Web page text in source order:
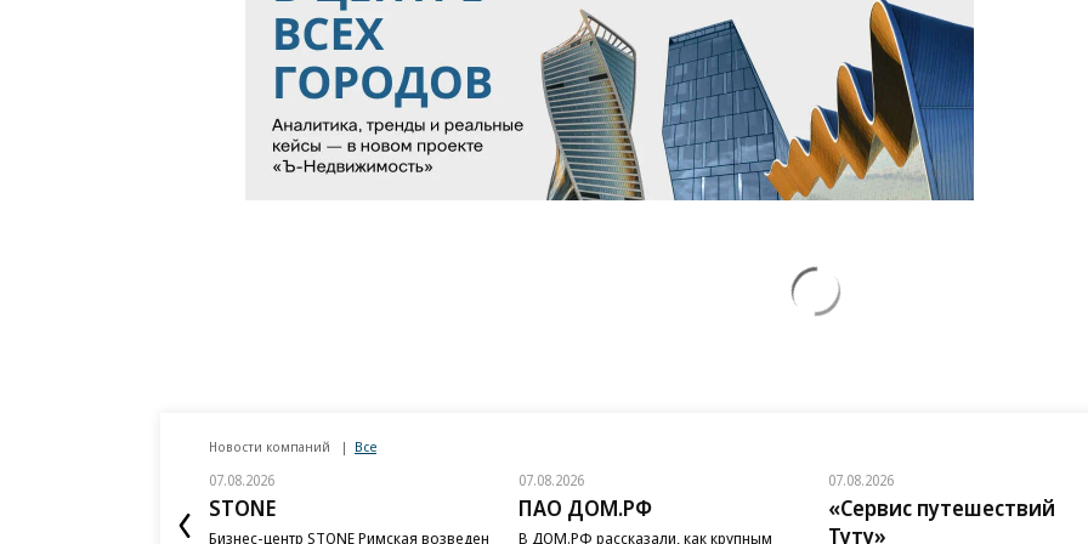
Новости компаний Все
07.08.2026
STONE
Бизнес-центр STONE Римская возведен
07.08.2026
ПАО ДОМ.РФ
В ДОМ.РФ рассказали, как крупным
07.08.2026
«Сервис путешествий
Туту»